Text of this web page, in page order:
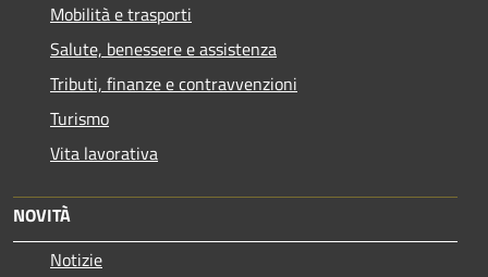
Mobilità e trasporti
Salute, benessere e assistenza
Tributi, finanze e contravvenzioni
Turismo
Vita lavorativa
NOVITÀ
Notizie